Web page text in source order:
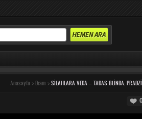
Anasayfa > Dram > SILAHLARA VEDA – TADAS BLINDA.